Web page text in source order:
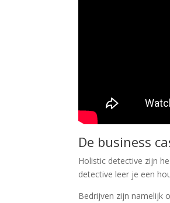
De business
Holistic detective zijn
detective leer je een
Bedrijven zijn namelijk